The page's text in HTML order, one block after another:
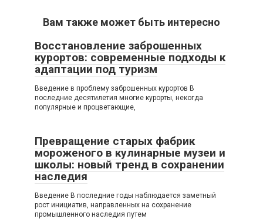
Вам также может быть интересно
Восстановление заброшенных
курортов: современные подходы к
адаптации под туризм
Введение в проблему заброшенных курортов В
последние десятилетия многие курорты, некогда
популярные и процветающие,
Превращение старых фабрик
мороженого в кулинарные музеи и
школы: новый тренд в сохранении
наследия
Введение В последние годы наблюдается заметный
рост инициатив, направленных на сохранение
промышленного наследия путем